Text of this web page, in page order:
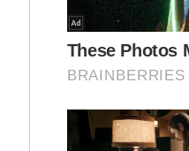
K Letshanaa
Jin Wei
nyata bukan
dunia, An Se
Korea
kelapan